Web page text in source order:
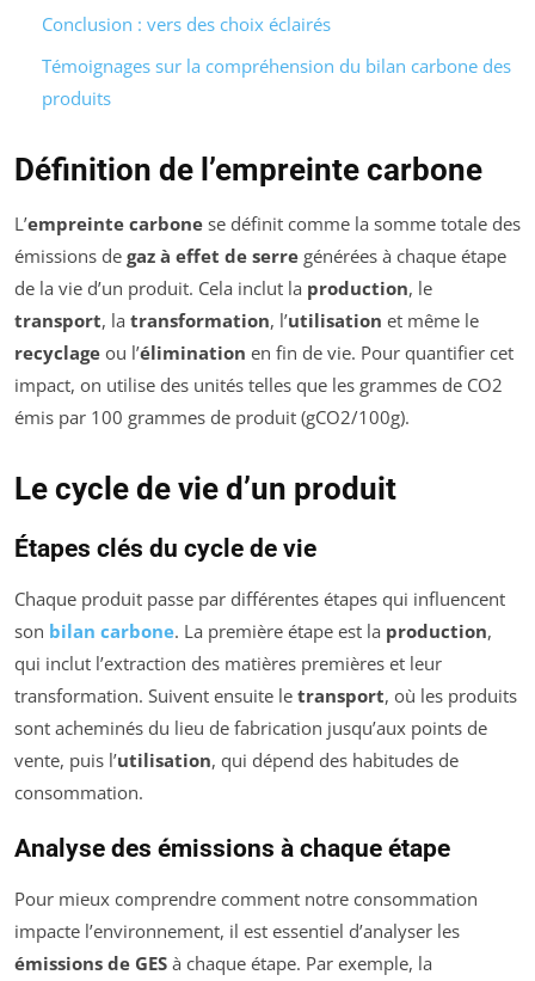
Conclusion : vers des choix éclairés
Témoignages sur la compréhension du bilan carbone des
produits
Définition de l’empreinte carbone
L’empreinte carbone se définit comme la somme totale des
émissions de gaz à effet de serre générées à chaque étape
de la vie d’un produit. Cela inclut la production, le
transport, la transformation, l’utilisation et même le
recyclage ou l’élimination en fin de vie. Pour quantifier cet
impact, on utilise des unités telles que les grammes de CO2
émis par 100 grammes de produit (gCO2/100g).
Le cycle de vie d’un produit
Étapes clés du cycle de vie
Chaque produit passe par différentes étapes qui influencent
son bilan carbone. La première étape est la production,
qui inclut l’extraction des matières premières et leur
transformation. Suivent ensuite le transport, où les produits
sont acheminés du lieu de fabrication jusqu’aux points de
vente, puis l’utilisation, qui dépend des habitudes de
consommation.
Analyse des émissions à chaque étape
Pour mieux comprendre comment notre consommation
impacte l’environnement, il est essentiel d’analyser les
émissions de GES à chaque étape. Par exemple, la